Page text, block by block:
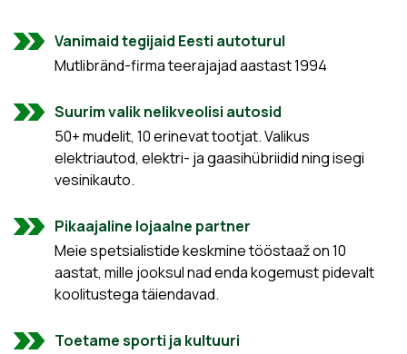
Vanimaid tegijaid Eesti autoturul
Mutlibränd-firma teerajajad aastast 1994
Suurim valik nelikveolisi autosid
50+ mudelit, 10 erinevat tootjat. Valikus
elektriautod, elektri- ja gaasihübriidid ning isegi
vesinikauto.
Pikaajaline lojaalne partner
Meie spetsialistide keskmine tööstaaž on 10
aastat, mille jooksul nad enda kogemust pidevalt
koolitustega täiendavad.
Toetame sporti ja kultuuri